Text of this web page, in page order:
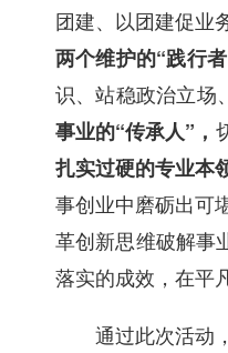
团建、以团建促业
两个维护的“践行
识、站稳政治立场
事业的“传承人”，
扎实过硬的专业本
事创业中磨砺出可
革创新思维破解事
落实的成效，在平
通过此次活动